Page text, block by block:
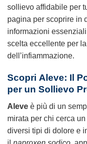
sollievo affidabile per
pagina per scoprire in
informazioni
scelta eccellente per
dell’infiammazione.
Scopri Aleve: Il
per un Sollievo
Aleve è più di un
mirata per chi cerca
diversi tipi di dolore e